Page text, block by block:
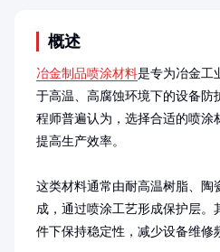
概述
冶金制品喷涂材料是专为冶金工
于高温、高腐蚀环境下的设备防
程师普遍认为，选择合适的喷涂
提高生产效率。
这类材料通常由耐高温树脂、陶
成，通过喷涂工艺形成保护层。
件下保持稳定性，减少设备维修